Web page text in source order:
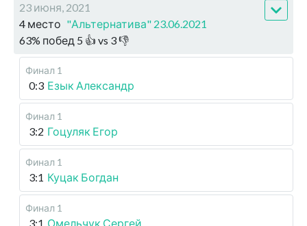
23 июня, 2021
4 место "Альтернатива" 23.06.2021
63% побед 5 👍 vs 3👎
Финал 1
0:3 Езык Александр
Финал 1
3:2 Гоцуляк Егор
Финал 1
3:1 Куцак Богдан
Финал 1
3:1 Омельчук Сергей